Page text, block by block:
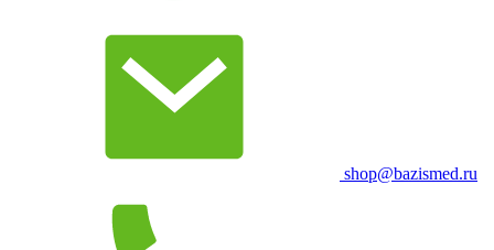
shop@bazismed.ru